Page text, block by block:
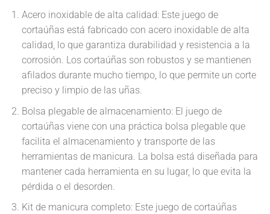
Acero inoxidable de alta calidad: Este juego de
cortaúñas está fabricado con acero inoxidable de alta
calidad, lo que garantiza durabilidad y resistencia a la
corrosión. Los cortaúñas son robustos y se mantienen
afilados durante mucho tiempo, lo que permite un corte
preciso y limpio de las uñas.
Bolsa plegable de almacenamiento: El juego de
cortaúñas viene con una práctica bolsa plegable que
facilita el almacenamiento y transporte de las
herramientas de manicura. La bolsa está diseñada para
mantener cada herramienta en su lugar, lo que evita la
pérdida o el desorden.
Kit de manicura completo: Este juego de cortaúñas